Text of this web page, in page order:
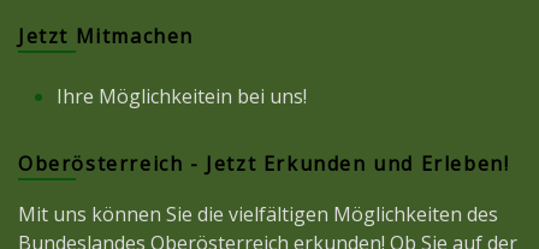
Jetzt Mitmachen
Ihre Möglichkeitein bei uns!
Oberösterreich - Jetzt Erkunden und Erleben!
Mit uns können Sie die vielfältigen Möglichkeiten des
Bundeslandes Oberösterreich erkunden! Ob Sie auf der